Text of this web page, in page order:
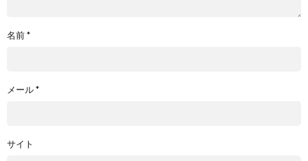
名前*
メール*
サイト